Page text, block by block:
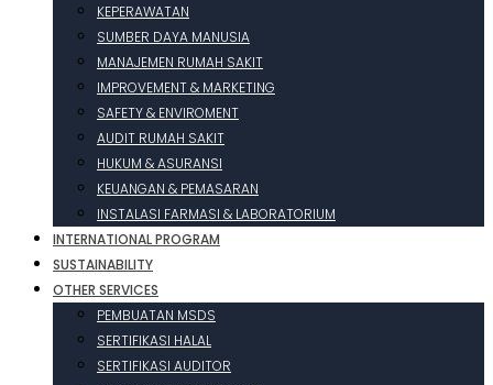
KEPERAWATAN
SUMBER DAYA MANUSIA
MANAJEMEN RUMAH SAKIT
IMPROVEMENT & MARKETING
SAFETY & ENVIROMENT
AUDIT RUMAH SAKIT
HUKUM & ASURANSI
KEUANGAN & PEMASARAN
INSTALASI FARMASI & LABORATORIUM
INTERNATIONAL PROGRAM
SUSTAINABILITY
OTHER SERVICES
PEMBUATAN MSDS
SERTIFIKASI HALAL
SERTIFIKASI AUDITOR